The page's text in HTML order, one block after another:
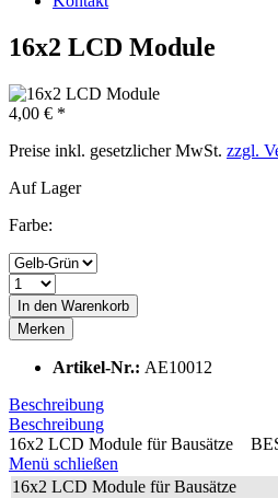
16x2 LCD Module
4,00 € *
Preise inkl. gesetzlicher MwSt. zzgl.
Auf Lager
Farbe:
In den Warenkorb
Merken
Artikel-Nr.: AE10012
Beschreibung
Beschreibung
16x2 LCD Module für Bausätze
Menü schließen
16x2 LCD Module für Bausätze